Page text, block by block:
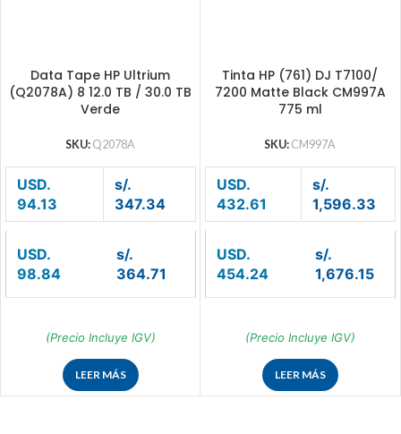
Data Tape HP Ultrium
(Q2078A) 8 12.0 TB / 30.0 TB
Verde
SKU: Q2078A
USD.
94.13
s/.
347.34
USD.
98.84
s/.
364.71
(Precio Incluye IGV)
LEER MÁS
Tinta HP (761) DJ T7100/
7200 Matte Black CM997A
775 ml
SKU: CM997A
USD.
432.61
s/.
1,596.33
USD.
454.24
s/.
1,676.15
(Precio Incluye IGV)
LEER MÁS